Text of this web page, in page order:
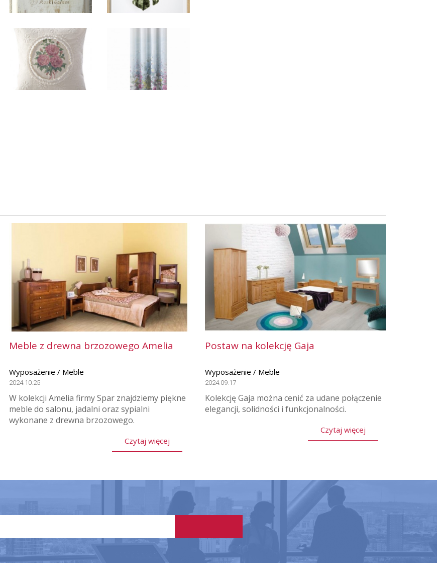
Meble z drewna brzozowego Amelia
Wyposażenie / Meble
2024.10.25
W kolekcji Amelia firmy Spar znajdziemy piękne
meble do salonu, jadalni oraz sypialni
wykonane z drewna brzozowego.
Czytaj więcej
Postaw na kolekcję Gaja
Wyposażenie / Meble
2024.09.17
Kolekcję Gaja można cenić za udane połączenie
elegancji, solidności i funkcjonalności.
Czytaj więcej